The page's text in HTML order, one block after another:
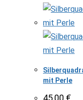
mit Perle
45,00 €